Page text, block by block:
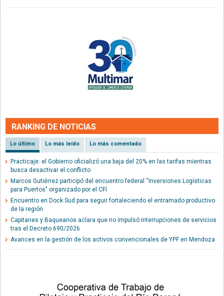
RANKING DE NOTICIAS
Lo último Lo más leído Lo más comentado
Practicaje: el Gobierno oficializó una baja del 20% en las tarifas mientras
busca desactivar el conflicto
Marcos Gutiérrez participó del encuentro federal “Inversiones Logísticas
para Puertos" organizado por el CFI
Encuentro en Dock Sud para seguir fortaleciendo el entramado productivo
de la región
Capitanes y Baqueanos aclara que no impulsó interrupciones de servicios
tras el Decreto 690/2026
Avances en la gestión de los activos convencionales de YPF en Mendoza